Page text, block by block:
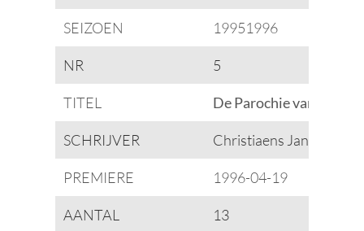
SEIZOEN 19951996
NR 5
TITEL De Parochie van
SCHRIJVER Christiaens Jan
PREMIERE 1996-04-19
AANTAL 13